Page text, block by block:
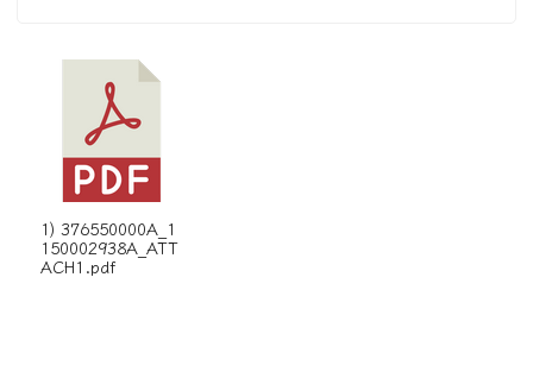
1) 376550000A_1
150002938A_ATT
ACH1.pdf